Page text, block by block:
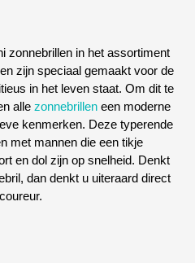
zonnebrillen in het assortiment
zijn speciaal gemaakt voor de
in het leven staat. Om dit te
allezonnebrilleneen moderne
kenmerken. Deze typerende
met mannen die een tikje
en dol zijn op snelheid. Denkt
dan denkt u uiteraard direct